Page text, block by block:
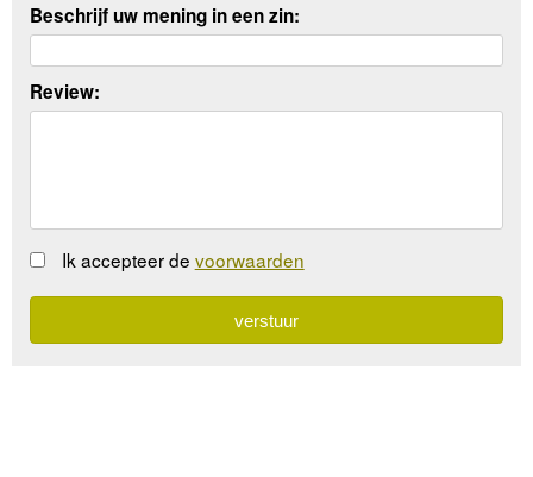
Beschrijf uw mening in een zin:
Review:
Ik accepteer de voorwaarden